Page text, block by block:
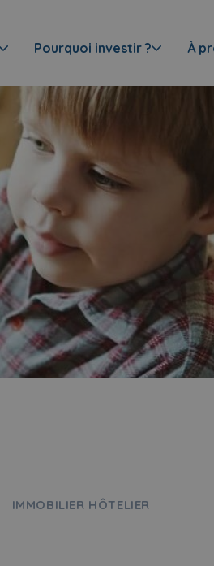
Pourquoi investir ? À
IMMOBILIER HÔTELIER